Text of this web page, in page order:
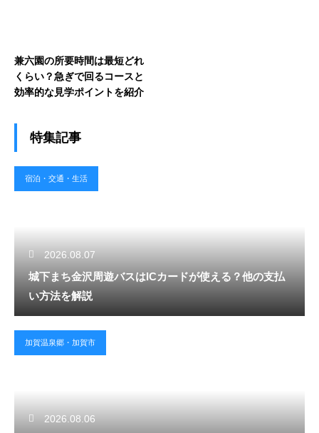
兼六園の所要時間は最短どれ
くらい？急ぎで回るコースと
効率的な見学ポイントを紹介
特集記事
宿泊・交通・生活
2026.08.07
城下まち金沢周遊バスはICカードが使える？他の支払
い方法を解説
加賀温泉郷・加賀市
2026.08.06